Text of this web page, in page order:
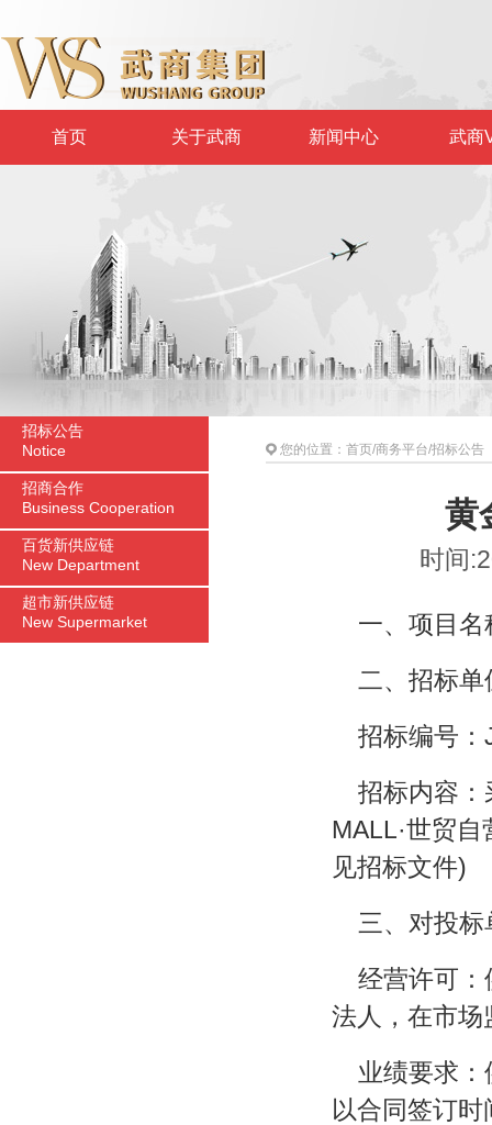
首页 关于武商 新闻中心 武商
招标公告
Notice
招商合作
Business Cooperation
百货新供应链
New Department
超市新供应链
New Supermarket
您的位置： 首页/商务平台/招标公告
黄
时间
一、项目
二、招标单
招标编号
招标内容：
MALL·世贸
见招标文件)
三、对投
经营许可：
法人，在市场
业绩要求
以合同签订